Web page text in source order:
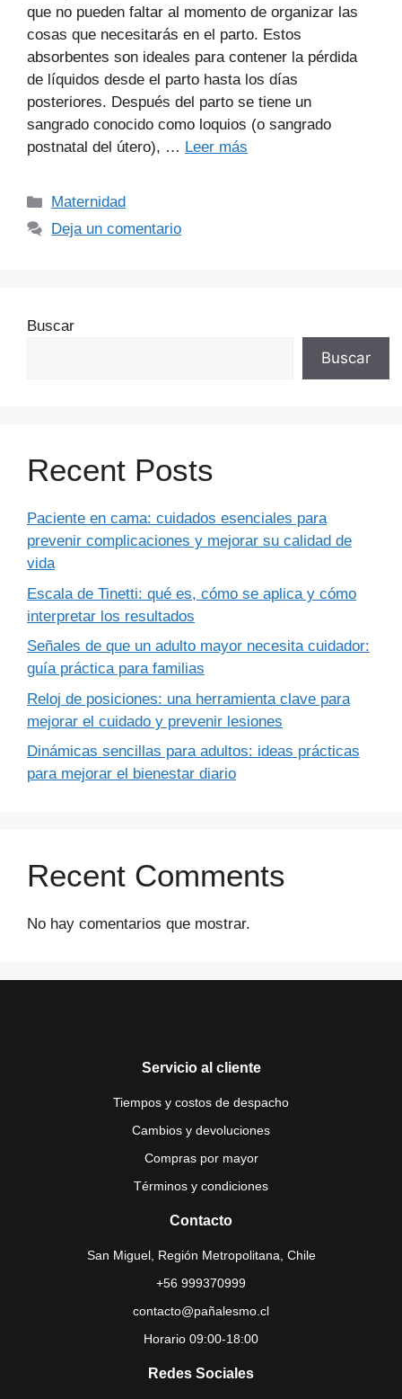
que no pueden faltar al momento de organizar las
cosas que necesitarás en el parto. Estos
absorbentes son ideales para contener la pérdida
de líquidos desde el parto hasta los días
posteriores. Después del parto se tiene un
sangrado conocido como loquios (o sangrado
postnatal del útero), … Leer más
Maternidad
Deja un comentario
Buscar
Buscar
Recent Posts
Paciente en cama: cuidados esenciales para
prevenir complicaciones y mejorar su calidad de
vida
Escala de Tinetti: qué es, cómo se aplica y cómo
interpretar los resultados
Señales de que un adulto mayor necesita cuidador:
guía práctica para familias
Reloj de posiciones: una herramienta clave para
mejorar el cuidado y prevenir lesiones
Dinámicas sencillas para adultos: ideas prácticas
para mejorar el bienestar diario
Recent Comments
No hay comentarios que mostrar.
Servicio al cliente
Tiempos y costos de despacho
Cambios y devoluciones
Compras por mayor
Términos y condiciones
Contacto
San Miguel, Región Metropolitana, Chile
+56 999370999
contacto@pañalesmo.cl
Horario 09:00-18:00
Redes Sociales